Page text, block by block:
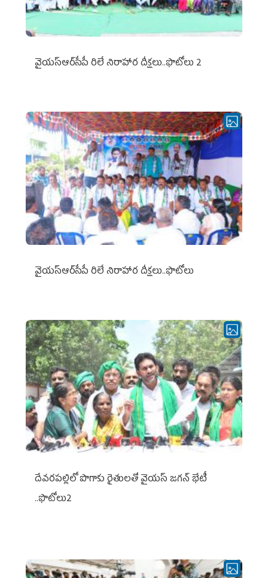
వైయ‌స్ఆర్‌సీపీ రిలే నిరాహార దీక్షలు..ఫొటోలు 2
వైయ‌స్ఆర్‌సీపీ రిలే నిరాహార దీక్షలు..ఫొటోలు
దేవరపల్లిలో పొగాకు రైతులతో వైయస్ జగన్ భేటీ
..ఫొటోలు2